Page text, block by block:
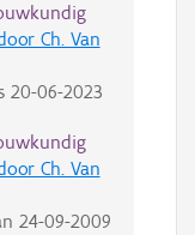
Ch. Van
20-06-2023
Ch. Van
24-09-2009